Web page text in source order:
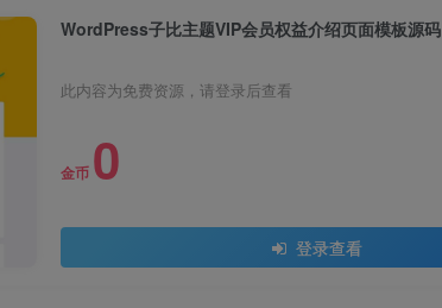
WordPress子比主题VIP会员权益介绍页面模板源码
此内容为免费资源，请登录后查看
金币 0
登录查看